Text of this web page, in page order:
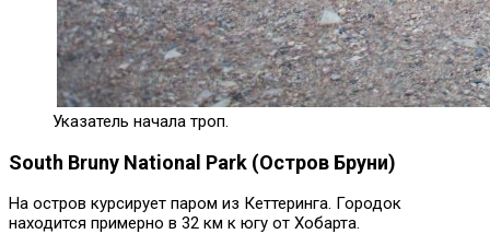
Указатель начала троп.
South Bruny National Park (Остров Бруни)
На остров курсирует паром из Кеттеринга. Городок
находится примерно в 32 км к югу от Хобарта.